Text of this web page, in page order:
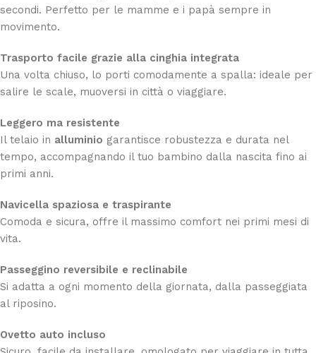
secondi. Perfetto per le mamme e i papà sempre in
movimento.
Trasporto facile grazie alla cinghia integrata
Una volta chiuso, lo porti comodamente a spalla: ideale per
salire le scale, muoversi in città o viaggiare.
Leggero ma resistente
Il telaio in alluminio garantisce robustezza e durata nel
tempo, accompagnando il tuo bambino dalla nascita fino ai
primi anni.
Navicella spaziosa e traspirante
Comoda e sicura, offre il massimo comfort nei primi mesi di
vita.
Passeggino reversibile e reclinabile
Si adatta a ogni momento della giornata, dalla passeggiata
al riposino.
Ovetto auto incluso